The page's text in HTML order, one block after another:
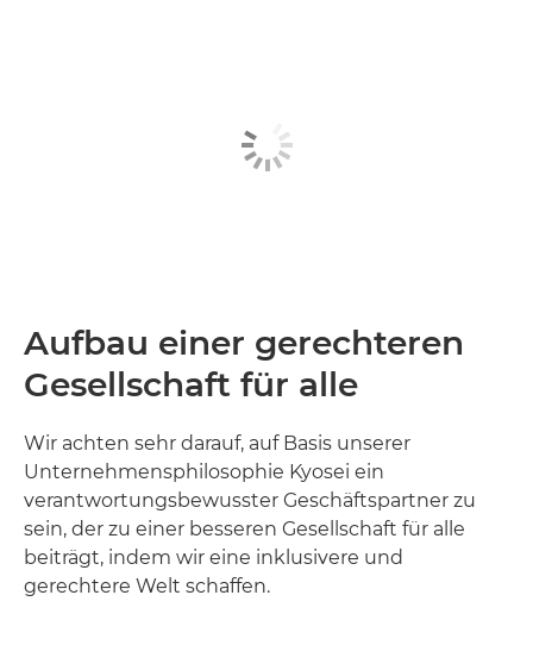
Aufbau einer gerechteren
Gesellschaft für alle
Wir achten sehr darauf, auf Basis unserer
Unternehmensphilosophie Kyosei ein
verantwortungsbewusster Geschäftspartner zu
sein, der zu einer besseren Gesellschaft für alle
beiträgt, indem wir eine inklusivere und
gerechtere Welt schaffen.